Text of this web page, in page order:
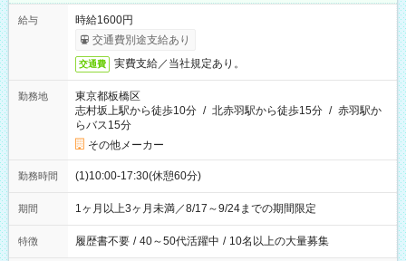
給与
時給1600円
交通費別途支給あり
交通費 実費支給／当社規定あり。
勤務地
東京都板橋区
志村坂上駅から徒歩10分 / 北赤羽駅から徒歩15分 / 赤羽駅か
らバス15分
その他メーカー
勤務時間 (1)10:00-17:30(休憩60分)
期間 1ヶ月以上3ヶ月未満／8/17～9/24までの期間限定
特徴 履歴書不要 / 40～50代活躍中 / 10名以上の大量募集